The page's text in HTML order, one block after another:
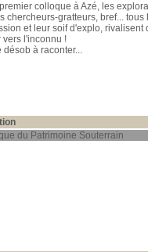
colloque à Azé, les
chercheurs-gratteurs, bref...
et leur soif d'explo, rivalisent
l'inconnu !
à raconter...
du Patrimoine Souterrain